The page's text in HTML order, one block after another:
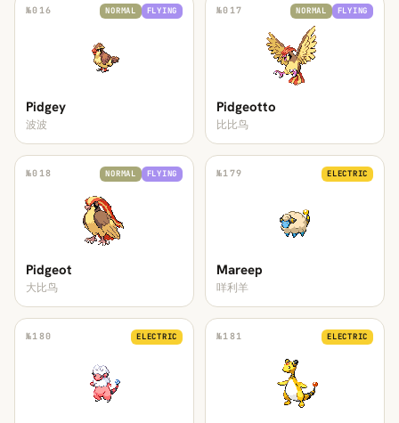
№016 NORMAL FLYING
Pidgey
波波
№017 NORMAL FLYING
Pidgeotto
比比鸟
№018 NORMAL FLYING
Pidgeot
大比鸟
№179 ELECTRIC
Mareep
咩利羊
№180 ELECTRIC №181 ELECTRIC